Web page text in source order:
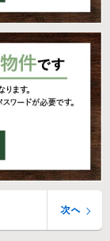
次へ